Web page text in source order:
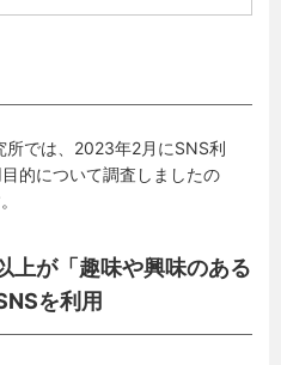
では、2023年2月にSNS利
的について調査しましたの
上が「趣味や興味のある
を利用